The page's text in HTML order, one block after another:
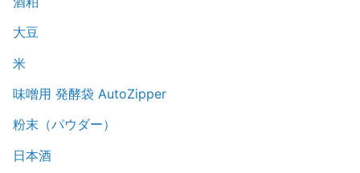
大豆
米
味噌用 発酵袋 AutoZipper
粉末（パウダー）
日本酒